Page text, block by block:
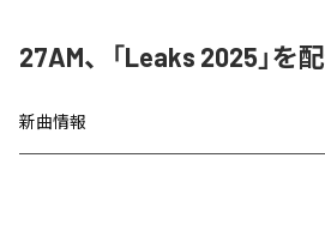
27AM、「Leaks 2025」を
新曲情報